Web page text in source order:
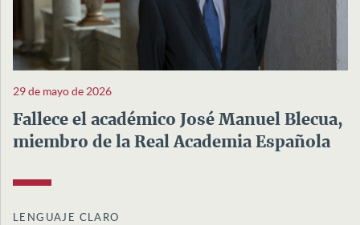
29 de mayo de 2026
Fallece el académico José Manuel Blecua,
miembro de la Real Academia Española
LENGUAJE CLARO